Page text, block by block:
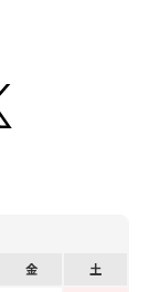
金
土